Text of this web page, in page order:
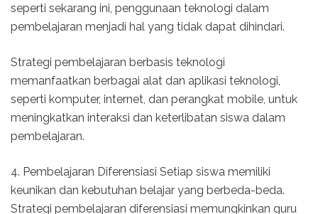
seperti sekarang ini, penggunaan teknologi dalam
pembelajaran menjadi hal yang tidak dapat dihindari.
Strategi pembelajaran berbasis teknologi
memanfaatkan berbagai alat dan aplikasi teknologi,
seperti komputer, internet, dan perangkat mobile, untuk
meningkatkan interaksi dan keterlibatan siswa dalam
pembelajaran.
4. Pembelajaran Diferensiasi Setiap siswa memiliki
keunikan dan kebutuhan belajar yang berbeda-beda.
Strategi pembelajaran diferensiasi memungkinkan guru